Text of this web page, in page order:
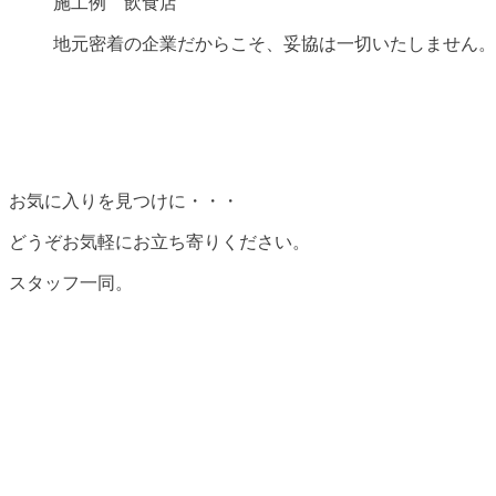
地元密着の企業だからこそ、妥協は一切いたしません
お気に入りを見つけに・・・
どうぞお気軽にお立ち寄りください。
スタッフ一同。